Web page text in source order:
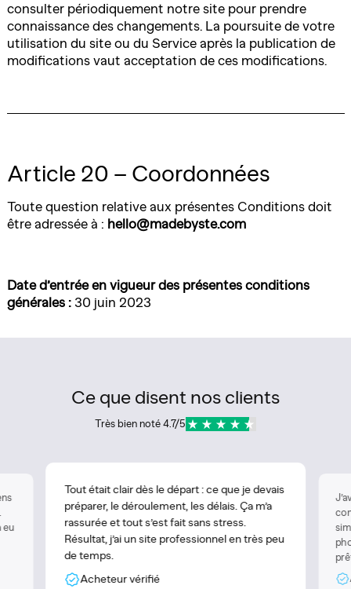
consulter périodiquement notre site pour prendre
connaissance des changements. La poursuite de votre
utilisation du site ou du Service après la publication de
modifications vaut acceptation de ces modifications.
Article 20 – Coordonnées
Toute question relative aux présentes Conditions doit
être adressée à : hello@madebyste.com
Date d’entrée en vigueur des présentes conditions
générales :30 juin 2023
Ce que disent nos clients
Très bien noté 4.7/5
eu
Tout était clair dès le départ : ce que je devais
préparer, le déroulement, les délais. Ça m’a
rassurée et tout s’est fait sans stress.
Résultat, j’ai un site professionnel en très peu
de temps.
Acheteur vérifié